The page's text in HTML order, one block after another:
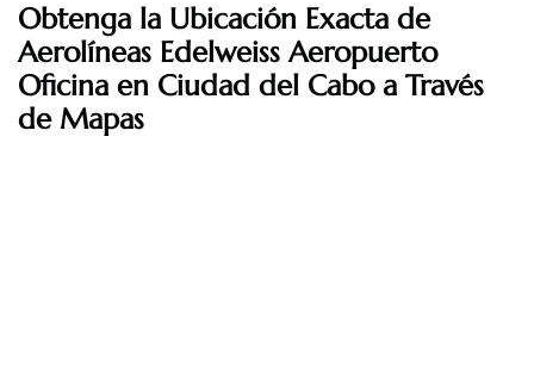
Obtenga la Ubicación Exacta de
Aerolíneas Edelweiss Aeropuerto
Oficina en Ciudad del Cabo a Través
de Mapas